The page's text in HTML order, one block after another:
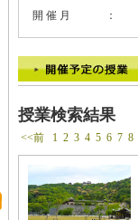
開 催 月
：
授業検索結果
<<前 1 2 3 4 5 6 7 8